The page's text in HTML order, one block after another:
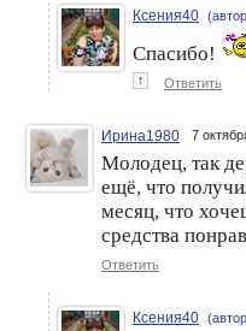
Ксения40
Спасибо!
↑ Ответить
Ирина1980 7
Молодец, так
ещё, что
месяц, что
средства
Ответить
Ксения40